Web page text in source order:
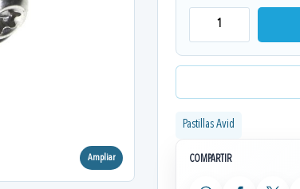
Ampliar
Pastillas Avid
COMPARTIR